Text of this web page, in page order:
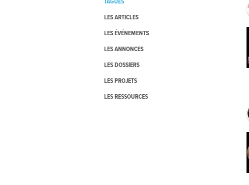
TAGUÉS
LES ARTICLES
LES ÉVÉNEMENTS
LES ANNONCES
LES DOSSIERS
LES PROJETS
LES RESSOURCES